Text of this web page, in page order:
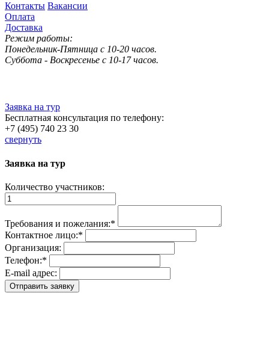
Контакты Вакансии
Оплата
Доставка
Режим работы:
Понедельник-Пятница с 10-20 часов.
Суббота - Воскресенье с 10-17 часов.
Заявка на тур
Бесплатная консультация по телефону:
+7 (495) 740 23 30
свернуть
Заявка на тур
Количество участников:
Требования и пожелания:*
Контактное лицо:*
Организация:
Телефон:*
E-mail адрес: